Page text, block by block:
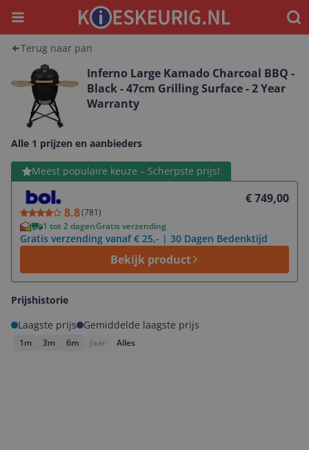
Menu
Terug naar pan
Inferno Large Kamado Charcoal BBQ -
Black - 47cm Grilling Surface - 2 Year
Warranty
Alle 1 prijzen en aanbieders
Meest populaire keuze – Scherpste prijs!
8.8(781)
€ 749,00
1 tot 2 dagenGratis verzending
Gratis verzending vanaf € 25,- | 30 Dagen Bedenktijd
Bekijk product
Bekijk product
Prijshistorie
Laagste prijs
Gemiddelde laagste prijs
1m 3m 6m Jaar Alles